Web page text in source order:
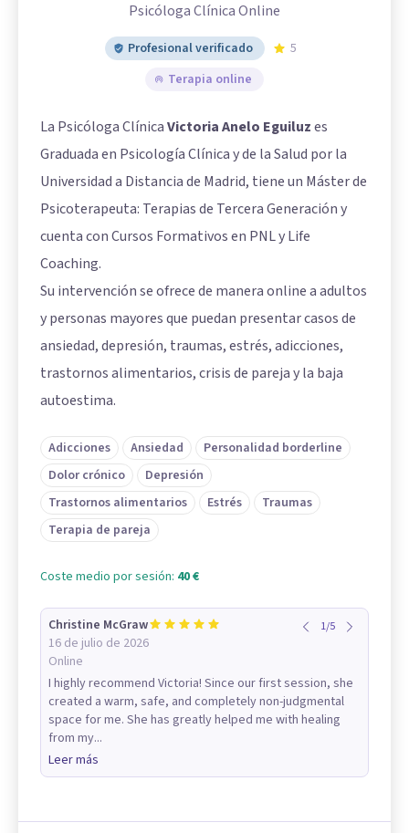
Psicóloga Clínica Online
Profesional verificado
5
Terapia online
La Psicóloga ClínicaVictoria Anelo Eguiluzes
Graduada en Psicología Clínica y de la Salud por la
Universidad a Distancia de Madrid, tiene un Máster de
Psicoterapeuta: Terapias de Tercera Generación y
cuenta con Cursos Formativos en PNL y Life
Coaching.
Su intervención se ofrece de manera online a adultos
y personas mayores que puedan presentar casos de
ansiedad, depresión, traumas, estrés, adicciones,
trastornos alimentarios, crisis de pareja y la baja
autoestima.
Adicciones Ansiedad
Personalidad borderline
Dolor crónico
Depresión
Trastornos alimentarios
Estrés
Traumas
Terapia de pareja
Coste medio por sesión: 40 €
Christine McGraw
16 de julio de 2026
Online
1/5
I highly recommend Victoria! Since our first session, she
created a warm, safe, and completely non-judgmental
space for me. She has greatly helped me with healing
from my...
Leer más